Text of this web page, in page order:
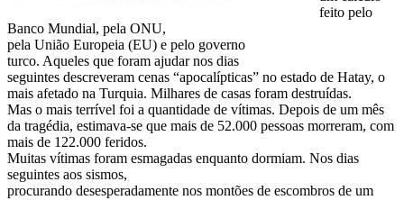
feito pelo
Banco Mundial, pela ONU,
pela União Europeia (EU) e pelo governo
turco. Aqueles que foram ajudar nos dias
seguintes descreveram cenas “apocalípticas” no estado de Hatay, o
mais afetado na Turquia. Milhares de casas foram destruídas.
Mas o mais terrível foi a quantidade de vítimas. Depois de um mês
da tragédia, estimava-se que mais de 52.000 pessoas morreram, com
mais de 122.000 feridos.
Muitas vítimas foram esmagadas enquanto dormiam. Nos dias
seguintes aos sismos,
procurando desesperadamente nos montões de escombros de um